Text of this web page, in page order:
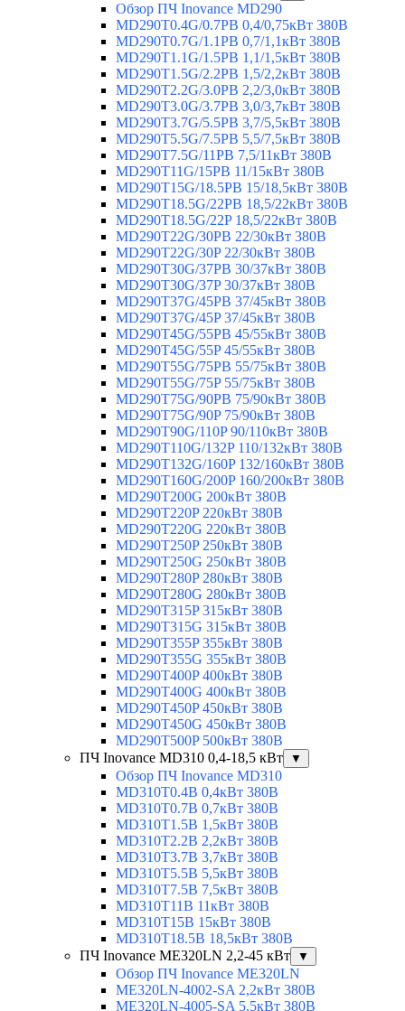
Обзор ПЧ Inovance MD290
MD290T0.4G/0.7PB 0,4/0,75кВт 380В
MD290T0.7G/1.1PB 0,7/1,1кВт 380В
MD290T1.1G/1.5PB 1,1/1,5кВт 380В
MD290T1.5G/2.2PB 1,5/2,2кВт 380В
MD290T2.2G/3.0PB 2,2/3,0кВт 380В
MD290T3.0G/3.7PB 3,0/3,7кВт 380В
MD290T3.7G/5.5PB 3,7/5,5кВт 380В
MD290T5.5G/7.5PB 5,5/7,5кВт 380В
MD290T7.5G/11PB 7,5/11кВт 380В
MD290T11G/15PB 11/15кВт 380В
MD290T15G/18.5PB 15/18,5кВт 380В
MD290T18.5G/22PB 18,5/22кВт 380В
MD290T18.5G/22P 18,5/22кВт 380В
MD290T22G/30PB 22/30кВт 380В
MD290T22G/30P 22/30кВт 380В
MD290T30G/37PB 30/37кВт 380В
MD290T30G/37P 30/37кВт 380В
MD290T37G/45PB 37/45кВт 380В
MD290T37G/45P 37/45кВт 380В
MD290T45G/55PB 45/55кВт 380В
MD290T45G/55P 45/55кВт 380В
MD290T55G/75PB 55/75кВт 380В
MD290T55G/75P 55/75кВт 380В
MD290T75G/90PB 75/90кВт 380В
MD290T75G/90P 75/90кВт 380В
MD290T90G/110P 90/110кВт 380В
MD290T110G/132P 110/132кВт 380В
MD290T132G/160P 132/160кВт 380В
MD290T160G/200P 160/200кВт 380В
MD290T200G 200кВт 380В
MD290T220P 220кВт 380В
MD290T220G 220кВт 380В
MD290T250P 250кВт 380В
MD290T250G 250кВт 380В
MD290T280P 280кВт 380В
MD290T280G 280кВт 380В
MD290T315P 315кВт 380В
MD290T315G 315кВт 380В
MD290T355P 355кВт 380В
MD290T355G 355кВт 380В
MD290T400P 400кВт 380В
MD290T400G 400кВт 380В
MD290T450P 450кВт 380В
MD290T450G 450кВт 380В
MD290T500P 500кВт 380В
ПЧ Inovance MD310 0,4-18,5 кВт
▼
Обзор ПЧ Inovance MD310
MD310T0.4B 0,4кВт 380В
MD310T0.7B 0,7кВт 380В
MD310T1.5B 1,5кВт 380В
MD310T2.2B 2,2кВт 380В
MD310T3.7B 3,7кВт 380В
MD310T5.5B 5,5кВт 380В
MD310T7.5B 7,5кВт 380В
MD310T11B 11кВт 380В
MD310T15B 15кВт 380В
MD310T18.5B 18,5кВт 380В
ПЧ Inovance ME320LN 2,2-45 кВт
▼
Обзор ПЧ Inovance ME320LN
ME320LN-4002-SA 2,2кВт 380В
ME320LN-4005-SA 5,5кВт 380В